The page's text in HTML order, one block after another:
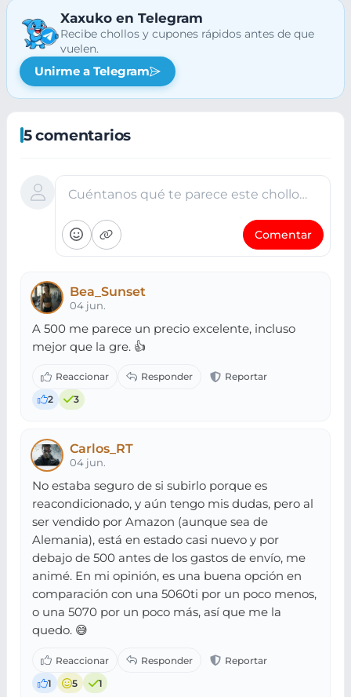
Xaxuko en Telegram
Recibe chollos y cupones rápidos antes de que
vuelen.
Unirme a Telegram
5 comentarios
Cuéntanos qué te parece este chollo…
Comentar
Bea_Sunset
04 jun.
A 500 me parece un precio excelente, incluso
mejor que la gre. 👍
2 3
Carlos_RT
04 jun.
No estaba seguro de si subirlo porque es
reacondicionado, y aún tengo mis dudas, pero al
ser vendido por Amazon (aunque sea de
Alemania), está en estado casi nuevo y por
debajo de 500 antes de los gastos de envío, me
animé. En mi opinión, es una buena opción en
comparación con una 5060ti por un poco menos,
o una 5070 por un poco más, así que me la
quedo. 😅
1 5 1